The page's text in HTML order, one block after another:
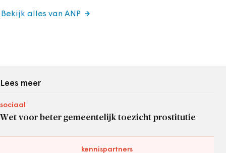
Bekijk alles van ANP
Lees meer
sociaal
Wet voor beter gemeentelijk toezicht prostitutie
kennispartners